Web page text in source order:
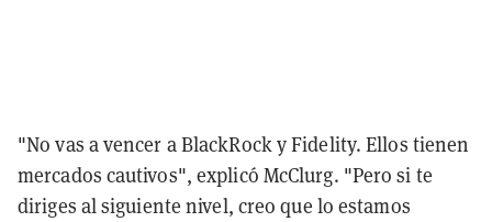
"No vas a vencer a BlackRock y Fidelity. Ellos tienen
mercados cautivos", explicó McClurg. "Pero si te
diriges al siguiente nivel, creo que lo estamos